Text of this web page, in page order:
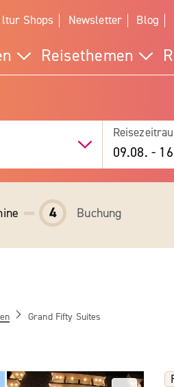
ltur Shops Newsletter Blog
Reisethemen
09.08. -
4 Buchung
Grand Fifty Suites